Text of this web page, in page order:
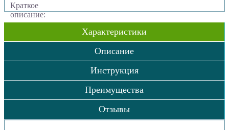
Краткое
описание:
Характеристики
Описание
Инструкция
Преимущества
Отзывы